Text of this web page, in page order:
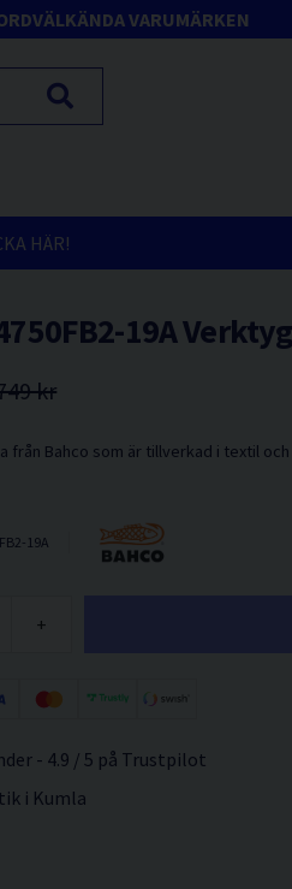
VÄLKÄNDA VARUMÄRKEN
HÄR!
19A
kr
från Bahco som är tillverkad i textil
19A
+
- 4.9 / 5 på Trustpilot
i Kumla